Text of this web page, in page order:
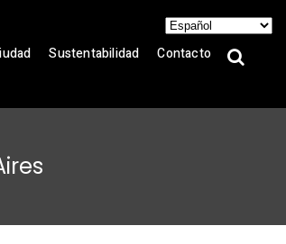
Sustentabilidad Contacto